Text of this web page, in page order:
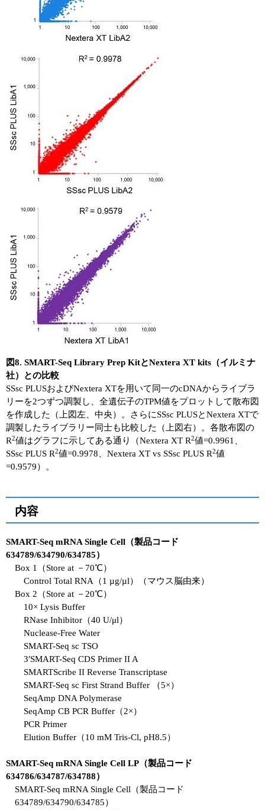
図8. SMART-Seq Library Prep KitとNextera XT kits（イルミナ
社）との比較
SSsc PLUSおよびNextera XTを用いて同一のcDNAからライブラ
リーを2つずつ調製し、全遺伝子のTPM値をプロットして散布図
を作成した（上図左、中央）。さらにSSsc PLUSとNextera XTで
調製したライブラリー同士も比較した（上図右）。各散布図の
R2値はグラフに示してある通り（Nextera XT R2値=0.9961、
SSsc PLUS R2値=0.9978、Nextera XT vs SSsc PLUS R2値
=0.9579）。
内容
SMART-Seq mRNA Single Cell（製品コード
634789/634790/634785）
Box 1（Store at －70℃）
Control Total RNA（1 µg/µl）（マウス脳由来）
Box 2（Store at －20℃）
10× Lysis Buffer
RNase Inhibitor（40 U/μl）
Nuclease-Free Water
SMART-Seq sc TSO
3′SMART-Seq CDS Primer II A
SMARTScribe II Reverse Transcriptase
SMART-Seq sc First Strand Buffer （5×）
SeqAmp DNA Polymerase
SeqAmp CB PCR Buffer（2×）
PCR Primer
Elution Buffer（10 mM Tris-Cl, pH8.5）
SMART-Seq mRNA Single Cell LP（製品コード
634786/634787/634788）
SMART-Seq mRNA Single Cell（製品コード
634789/634790/634785）